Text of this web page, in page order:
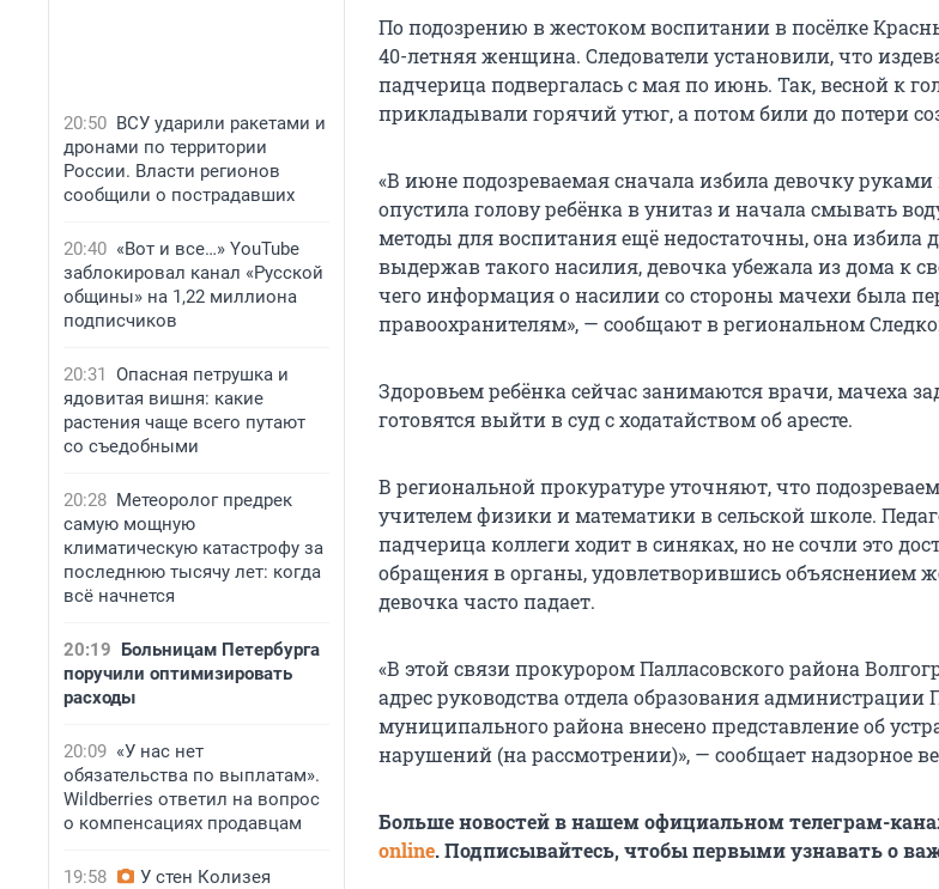
20:50 ВСУ ударили ракетами и
дронами по территории
России. Власти регионов
сообщили о пострадавших
20:40 «Вот и все…» YouTube
заблокировал канал «Русской
общины» на 1,22 миллиона
подписчиков
20:31 Опасная петрушка и
ядовитая вишня: какие
растения чаще всего путают
со съедобными
20:28 Метеоролог предрек
самую мощную
климатическую катастрофу за
последнюю тысячу лет: когда
всё начнется
20:19 Больницам Петербурга
поручили оптимизировать
расходы
20:09 «У нас нет
обязательства по выплатам».
Wildberries ответил на вопрос
о компенсациях продавцам
19:58
У стен Колизея
По подозрению в жестоком воспитании в посёлке
40-летняя женщина. Следователи установили, что
падчерица подвергалась с мая по июнь. Так, весной к
прикладывали горячий утюг, а потом били до потери
«В июне подозреваемая сначала избила девочку руками
опустила голову ребёнка в унитаз и начала смывать
методы для воспитания ещё недостаточны, она избила
выдержав такого насилия, девочка убежала из дома к
чего информация о насилии со стороны мачехи была
правоохранителям», — сообщают в региональном
Здоровьем ребёнка сейчас занимаются врачи, мачеха
готовятся выйти в суд с ходатайством об аресте.
В региональной прокуратуре уточняют, что
учителем физики и математики в сельской школе.
падчерица коллеги ходит в синяках, но не сочли это
обращения в органы, удовлетворившись объяснением
девочка часто падает.
«В этой связи прокурором Палласовского района
адрес руководства отдела образования администрации
муниципального района внесено представление об
нарушений (на рассмотрении)», — сообщает надзорное
Больше новостей в нашем официальном телеграм-
online. Подписывайтесь, чтобы первыми узнавать о